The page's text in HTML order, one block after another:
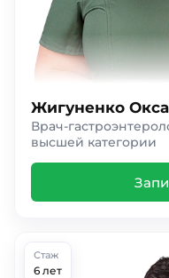
Жигуненко
Врач-
высшей категории
Стаж
6 лет